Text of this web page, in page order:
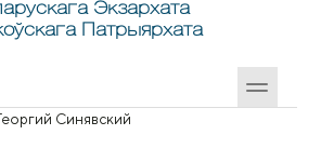
Экзархата
Патрыярхата
Синявский